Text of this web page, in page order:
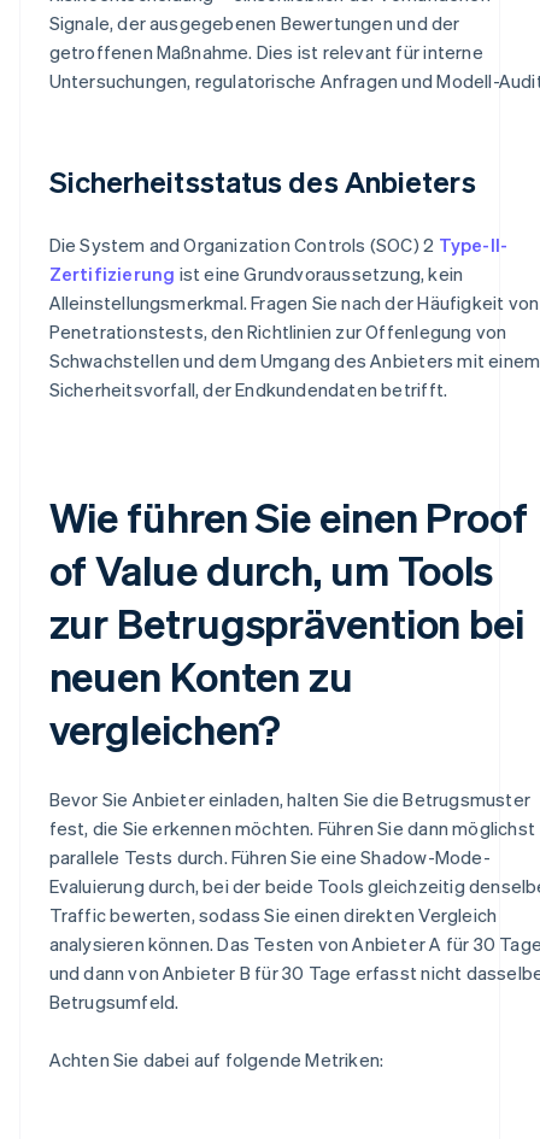
Signale, der ausgegebenen Bewertungen und der
getroffenen Maßnahme. Dies ist relevant für interne
Untersuchungen, regulatorische Anfragen und Modell-
Sicherheitsstatus des Anbieters
Die System and Organization Controls (SOC) 2 Type-II-
Zertifizierung ist eine Grundvoraussetzung, kein
Alleinstellungsmerkmal. Fragen Sie nach der Häufigkeit von
Penetrationstests, den Richtlinien zur Offenlegung von
Schwachstellen und dem Umgang des Anbieters mit einem
Sicherheitsvorfall, der Endkundendaten betrifft.
Wie führen Sie einen Proof
of Value durch, um Tools
zur Betrugsprävention bei
neuen Konten zu
vergleichen?
Bevor Sie Anbieter einladen, halten Sie die Betrugsmuster
fest, die Sie erkennen möchten. Führen Sie dann möglichst
parallele Tests durch. Führen Sie eine Shadow-Mode-
Evaluierung durch, bei der beide Tools gleichzeitig
Traffic bewerten, sodass Sie einen direkten Vergleich
analysieren können. Das Testen von Anbieter A für 30
und dann von Anbieter B für 30 Tage erfasst nicht
Betrugsumfeld.
Achten Sie dabei auf folgende Metriken: